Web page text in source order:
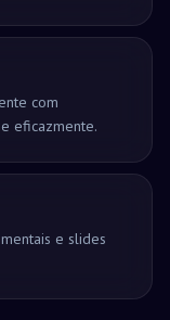
com
eficazmente.
e slides